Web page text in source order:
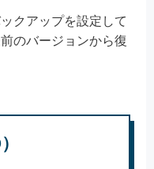
クアップを設定して
のバージョンから復